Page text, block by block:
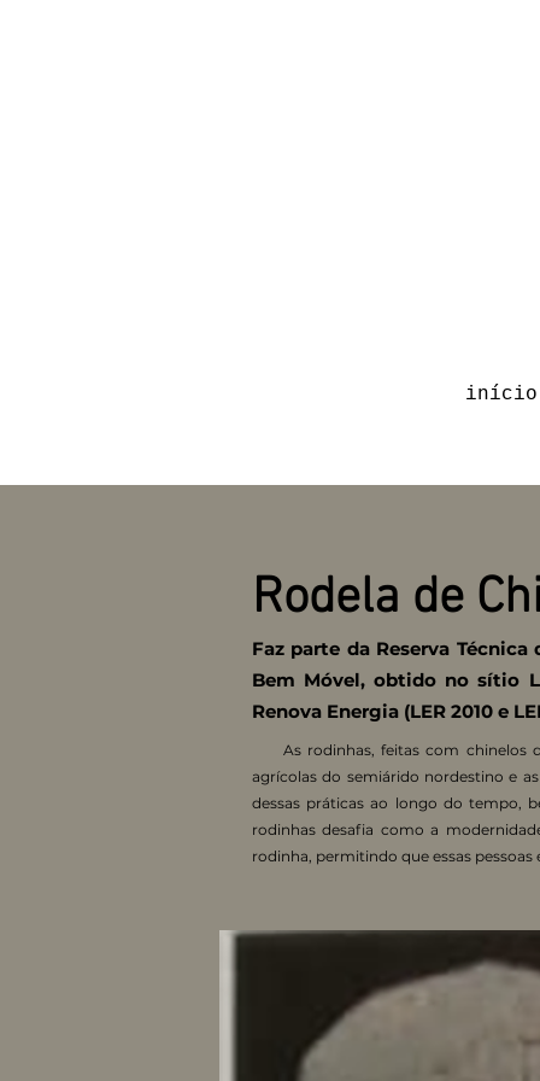
início
Rodela de
Faz parte da Reserva
Bem Móvel, obtido no sítio
Renova Energia (LER 2010 e
As rodinhas, feitas com chinelos
agrícolas do semiárido nordestino e
dessas práticas ao longo do tempo,
rodinhas desafia como a
rodinha, permitindo que essas pessoas